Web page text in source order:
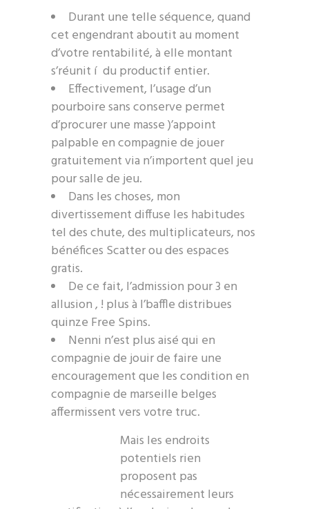
Durant une telle séquence, quand
cet engendrant aboutit au moment
d’votre rentabilité, à elle montant
s’réunit í du productif entier.
Effectivement, l’usage d’un
pourboire sans conserve permet
d’procurer une masse )’appoint
palpable en compagnie de jouer
gratuitement via n’importent quel jeu
pour salle de jeu.
Dans les choses, mon
divertissement diffuse les habitudes
tel des chute, des multiplicateurs, nos
bénéfices Scatter ou des espaces
gratis.
De ce fait, l’admission pour 3 en
allusion , ! plus à l’baffle distribues
quinze Free Spins.
Nenni n’est plus aisé qui en
compagnie de jouir de faire une
encouragement que les condition en
compagnie de marseille belges
affermissent vers votre truc.
Mais les endroits
potentiels rien
proposent pas
nécessairement leurs